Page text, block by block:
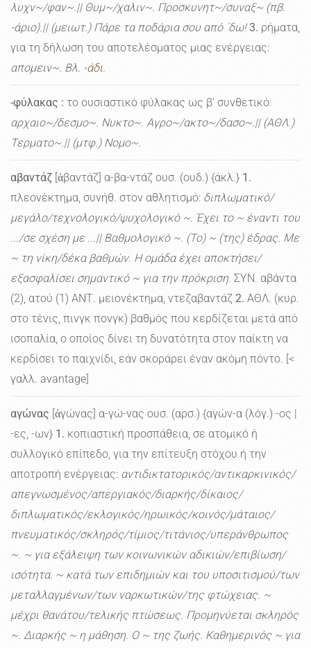
λυχν~/φαν~.|| Θυμ~/χαλιν~. Προσκυνητ~/συναξ~ (πβ.
-άριο).|| (μειωτ.) Πάρε τα ποδάρια σου από ΄δω! 3. ρήματα,
για τη δήλωση του αποτελέσματος μιας ενέργειας:
απομειν~. Βλ. -άδι.
-φύλακας : το ουσιαστικό φύλακας ως β' συνθετικό:
αρχαιο~/δεσμο~. Νυκτο~. Αγρο~/ακτο~/δασο~.|| (ΑΘΛ.)
Τερματο~.|| (μτφ.) Νομο~.
αβαντάζ [ἀβαντάζ] α-βα-ντάζ ουσ. (ουδ.) {άκλ.} 1.
πλεονέκτημα, συνήθ. στον αθλητισμό: διπλωματικό/
μεγάλο/τεχνολογικό/ψυχολογικό ~. Έχει το ~ έναντι του
.../σε σχέση με ...|| Βαθμολογικό ~. (Το) ~ (της) έδρας. Με
~ τη νίκη/δέκα βαθμών. Η ομάδα έχει αποκτήσει/
εξασφαλίσει σημαντικό ~ για την πρόκριση. ΣΥΝ. αβάντα
(2), ατού (1) ΑΝΤ. μειονέκτημα, ντεζαβαντάζ 2. ΑΘΛ. (κυρ.
στο τένις, πινγκ πονγκ) βαθμός που κερδίζεται μετά από
ισοπαλία, ο οποίος δίνει τη δυνατότητα στον παίκτη να
κερδίσει το παιχνίδι, εάν σκοράρει έναν ακόμη πόντο. [<
γαλλ. avantage]
αγώνας [ἀγώνας] α-γώ-νας ουσ. (αρσ.) {αγών-α (λόγ.) -ος |
-ες, -ων} 1. κοπιαστική προσπάθεια, σε ατομικό ή
συλλογικό επίπεδο, για την επίτευξη στόχου ή την
αποτροπή ενέργειας: αντιδικτατορικός/αντικαρκινικός/
απεγνωσμένος/απεργιακός/διαρκής/δίκαιος/
διπλωματικός/εκλογικός/ηρωικός/κοινός/μάταιος/
πνευματικός/σκληρός/τίμιος/τιτάνιος/υπεράνθρωπος
~. ~ για εξάλειψη των κοινωνικών αδικιών/επιβίωση/
ισότητα. ~ κατά των επιδημιών και του υποσιτισμού/των
μεταλλαγμένων/των ναρκωτικών/της φτώχειας. ~
μέχρι θανάτου/τελικής πτώσεως. Προμηνύεται σκληρός
~. Διαρκής ~ η μάθηση. Ο ~ της ζωής. Καθημερινός ~ για